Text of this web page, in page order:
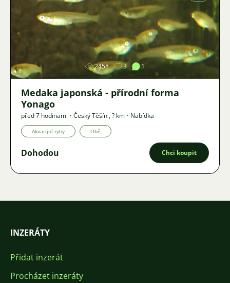
Obrázek
2458 3 1
Medaka japonská - přírodní forma
Yonago
před 7 hodinami • Český Těšín ,? km • Nabídka
Akvarijní ryby Obě
Dohodou Chci koupit
INZERÁTY
Přidat inzerát
Procházet inzeráty